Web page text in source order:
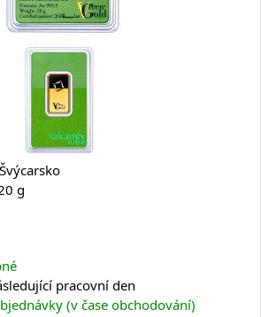
g
pracovní den
(v čase obchodování)